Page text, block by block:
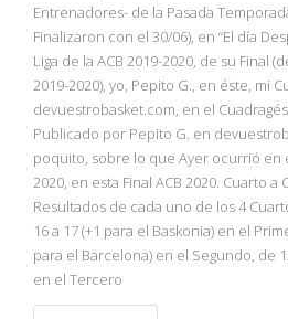
Entrenadores- de la Pasada
Finalizaron con el 30/06), en “El día
Liga de la ACB 2019-2020, de su Final
2019-2020), yo, Pepito G., en éste, mi
devuestrobasket.com, en el
Publicado por Pepito G. en
poquito, sobre lo que Ayer ocurrió en
2020, en esta Final ACB 2020. Cuarto
Resultados de cada uno de los 4
16 a 17 (+1 para el Baskonia) en el
para el Barcelona) en el Segundo, de
en el Tercero